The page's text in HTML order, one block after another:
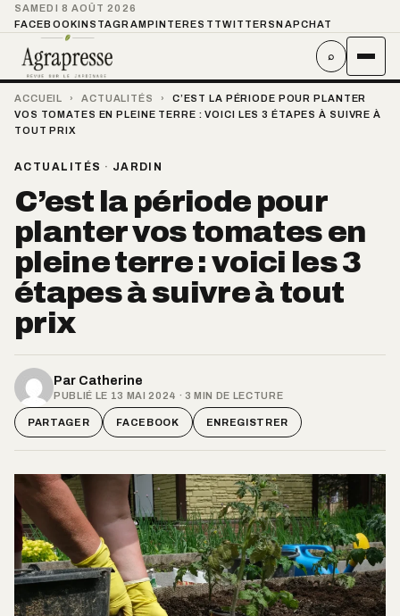
SAMEDI 8 AOÛT 2026
FACEBOOKINSTAGRAMPINTEREST TWITTER SNAPCHAT
⌕
ACCUEIL › ACTUALITÉS ›
C’EST LA PÉRIODE POUR PLANTER
VOS TOMATES EN PLEINE TERRE : VOICI LES 3 ÉTAPES À SUIVRE À
TOUT PRIX
ACTUALITÉS · JARDIN
C’est la période pour
planter vos tomates en
pleine terre : voici les 3
étapes à suivre à tout
prix
Par Catherine
PUBLIÉ LE 13 MAI 2024 · 3 MIN DE LECTURE
PARTAGER FACEBOOK ENREGISTRER